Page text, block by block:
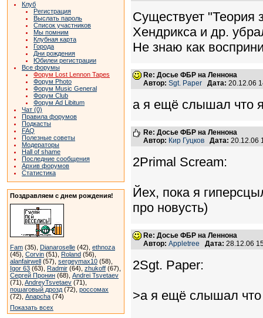
Клуб
Регистрация
Выслать пароль
Список участников
Мы помним
Клубная карта
Города
Дни рождения
Юбилеи регистрации
Все форумы
Форум Lost Lennon Tapes
Форум Photo
Форум Music General
Форум Club
Форум Ad Libitum
Чат (0)
Правила форумов
Подкасты
FAQ
Полезные советы
Модераторы
Hall of shame
Последние сообщения
Архив форумов
Статистика
Поздравляем с днем рождения!
Fam (35), Dianaroselle (42), ethnoza
(45), Corvin (51), Roland (56),
alanfairwell (57), sergeymax10 (58),
Igor 63 (63), Radmir (64), zhukoff (67),
Сергей Пронин (68), Andrei Tsvetaev
(71), AndreyTsvetaev (71),
пошаговый дрозд (72), россомах
(72), Anapcha (74)
Показать всех
Существует "Теория
Хендрикса и др.
Не знаю как
Re: Досье ФБР на Леннона
Автор: Sgt. Paper Дата: 20.12.06
а я ещё слышал что
Re: Досье ФБР на Леннона
Автор: Кир Гуцков Дата:
2Primal Scream:
Йех, пока я
про новусть)
Re: Досье ФБР на Леннона
Автор: Appletree Дата: 28.12.06
2Sgt. Paper:
>а я ещё слышал что